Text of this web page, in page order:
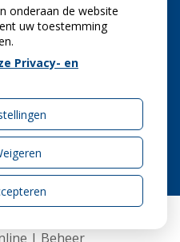
veilig doen!
voor een gezonde
Wees op je
| Beheer
onderaan de website
uw toestemming
Privacy- en